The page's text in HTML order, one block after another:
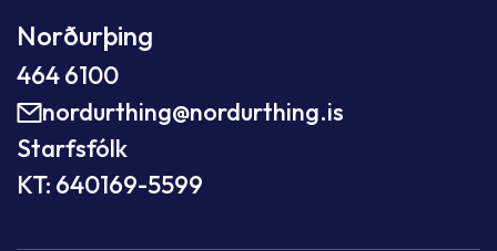
Norðurþing
464 6100
nordurthing@nordurthing.is
Starfsfólk
KT: 640169-5599